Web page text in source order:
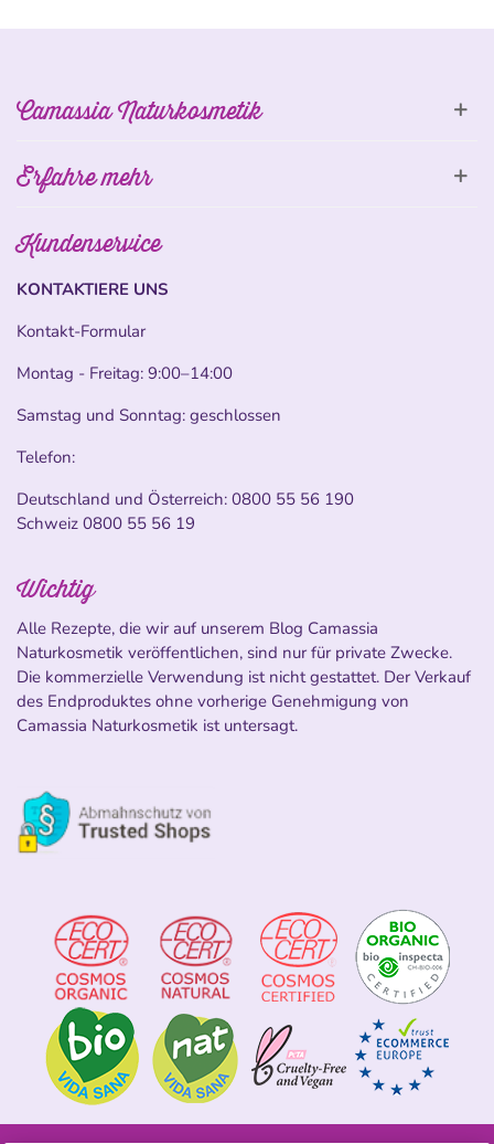
Camassia Naturkosmetik
Erfahre mehr
Kundenservice
KONTAKTIERE UNS
Kontakt-Formular
Montag - Freitag: 9:00–14:00
Samstag und Sonntag: geschlossen
Telefon:
Deutschland und Österreich: 0800 55 56 190
Schweiz 0800 55 56 19
Wichtig
Alle Rezepte, die wir auf unserem Blog Camassia
Naturkosmetik veröffentlichen, sind nur für private Zwecke.
Die kommerzielle Verwendung ist nicht gestattet. Der Verkauf
des Endproduktes ohne vorherige Genehmigung von
Camassia Naturkosmetik ist untersagt.